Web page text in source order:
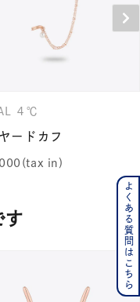
４℃
ードカフ
す よくある質問はこちら